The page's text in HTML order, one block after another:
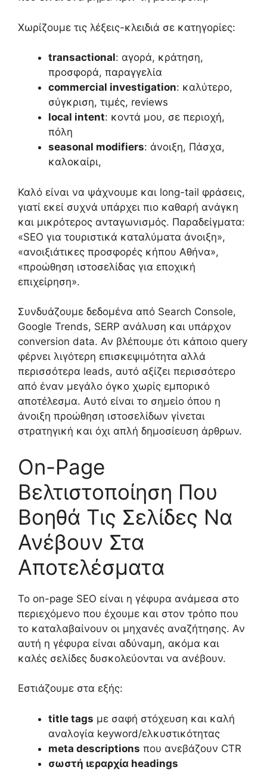
Χωρίζουμε τις λέξεις-κλειδιά σε κατηγορίες:
transactional: αγορά, κράτηση,
προσφορά, παραγγελία
commercial investigation: καλύτερο,
σύγκριση, τιμές, reviews
local intent: κοντά μου, σε περιοχή,
πόλη
seasonal modifiers: άνοιξη, Πάσχα,
καλοκαίρι,
Καλό είναι να ψάχνουμε και long-tail φράσεις,
γιατί εκεί συχνά υπάρχει πιο καθαρή ανάγκη
και μικρότερος ανταγωνισμός. Παραδείγματα:
«SEO για τουριστικά καταλύματα άνοιξη»,
«ανοιξιάτικες προσφορές κήπου Αθήνα»,
«προώθηση ιστοσελίδας για εποχική
επιχείρηση».
Συνδυάζουμε δεδομένα από Search Console,
Google Trends, SERP ανάλυση και υπάρχον
conversion data. Αν βλέπουμε ότι κάποιο query
φέρνει λιγότερη επισκεψιμότητα αλλά
περισσότερα leads, αυτό αξίζει περισσότερο
από έναν μεγάλο όγκο χωρίς εμπορικό
αποτέλεσμα. Αυτό είναι το σημείο όπου η
άνοιξη προώθηση ιστοσελίδων γίνεται
στρατηγική και όχι απλή δημοσίευση άρθρων.
On-Page
Βελτιστοποίηση Που
Βοηθά Τις Σελίδες Να
Ανέβουν Στα
Αποτελέσματα
Το on-page SEO είναι η γέφυρα ανάμεσα στο
περιεχόμενο που έχουμε και στον τρόπο που
το καταλαβαίνουν οι μηχανές αναζήτησης. Αν
αυτή η γέφυρα είναι αδύναμη, ακόμα και
καλές σελίδες δυσκολεύονται να ανέβουν.
Εστιάζουμε στα εξής:
title tags με σαφή στόχευση και καλή
αναλογία keyword/ελκυστικότητας
meta descriptions που ανεβάζουν CTR
σωστή ιεραρχία headings